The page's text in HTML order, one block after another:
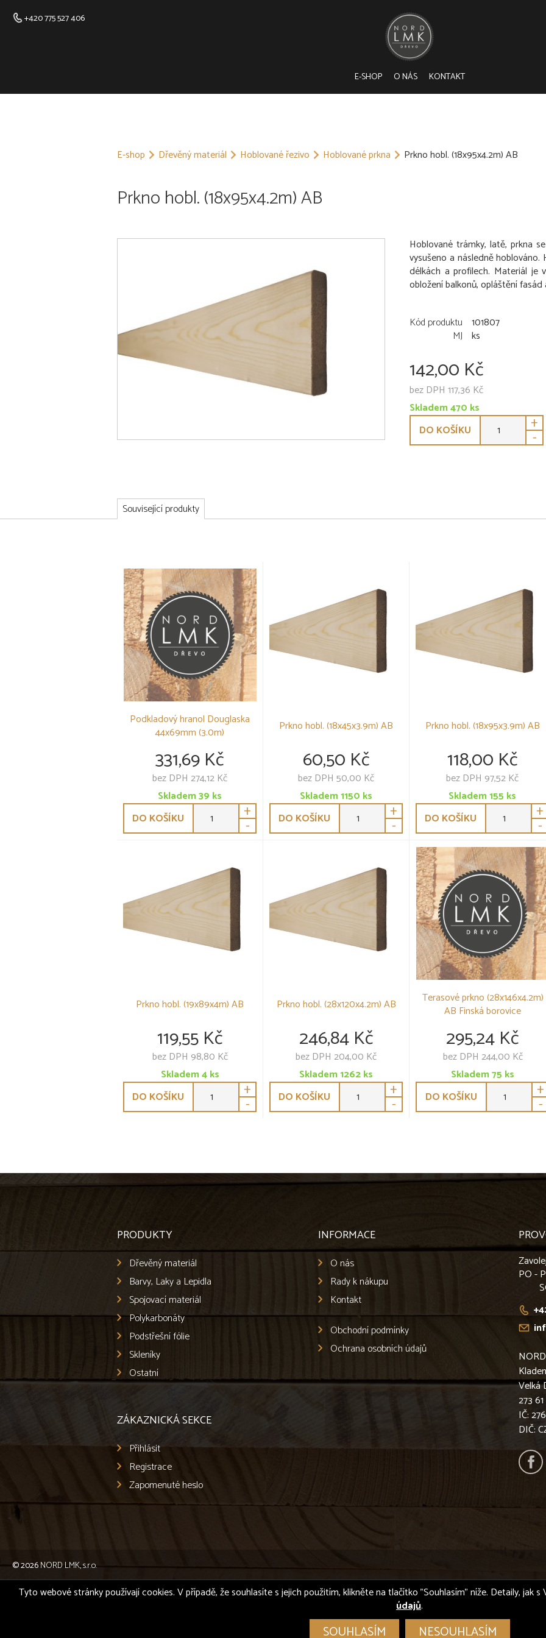
+420 775 527 406
E-SHOP O NÁS KONTAKT
E-shop Dřevěný materiál Hoblované řezivo Hoblované prkna Prkno hobl. (18x95x4.2m) AB
Prkno hobl. (18x95x4.2m) AB
Hoblované trámky, latě, prkna
vysušeno a následně
délkách a profilech. Materiál je
obložení balkonů, opláštění
Kód produktu 101807
MJ ks
142,00 Kč
bez DPH 117,36 Kč
Skladem 470 ks
DO KOŠÍKU
+
-
Související produkty
Podkladový hranol Douglaska
44x69mm (3.0m)
331,69 Kč
bez DPH 274,12 Kč
Skladem39 ks
DO KOŠÍKU
+
-
Prkno hobl. (18x45x3.9m) AB
60,50 Kč
bez DPH 50,00 Kč
Skladem1150 ks
DO KOŠÍKU
+
-
Prkno hobl. (18x95x3.9m) AB
118,00 Kč
bez DPH 97,52 Kč
Skladem155 ks
DO KOŠÍKU
+
-
Prkno hobl. (19x89x4m) AB
119,55 Kč
bez DPH 98,80 Kč
Skladem4ks
DO KOŠÍKU
+
-
Prkno hobl. (28x120x4.2m) AB
246,84 Kč
bez DPH 204,00 Kč
Skladem1262ks
DO KOŠÍKU
+
-
Terasové prkno (28x146x4.2m)
AB Finská borovice
295,24 Kč
bez DPH 244,00 Kč
Skladem75 ks
DO KOŠÍKU
+
-
PRODUKTY
Dřevěný materiál
Barvy, Laky a Lepidla
Spojovací materiál
Polykarbonáty
Podstřešní fólie
Skleníky
Ostatní
ZÁKAZNICKÁ SEKCE
Přihlásit
Registrace
Zapomenuté heslo
INFORMACE
O nás
Rady k nákupu
Kontakt
Obchodní podmínky
Ochrana osobních údajů
PO -
Velká
273 61
IČ:
DIČ:
© 2026NORD LMK, s.r.o.
Tyto webové stránky používají cookies. V případě, že souhlasíte s jejich použitím, klikněte na tlačítko "Souhlasím" níže. Detaily, jak
údajů.